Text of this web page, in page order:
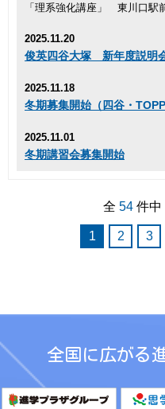
「理系強化講座」 東川口駅
2025.11.20
俊英四谷大塚 新年度説明
2025.11.18
冬期募集開始（四谷・
2025.11.01
冬期講習会募集開始
全 54件中
1 2 3
全国に広がる